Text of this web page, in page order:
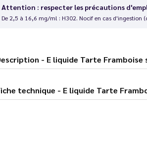
Attention : respecter les précautions
De 2,5 à 16,6 mg/ml : H302. Nocif en cas d'ingestion
Description - E liquide Tarte
Fiche technique - E liquide